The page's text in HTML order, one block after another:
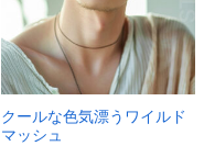
クールな色気漂うワイルド
マッシュ